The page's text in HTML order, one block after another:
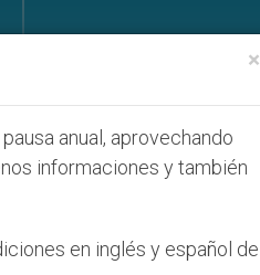
×
anual, aprovechando
informaciones y también
en inglés y español de